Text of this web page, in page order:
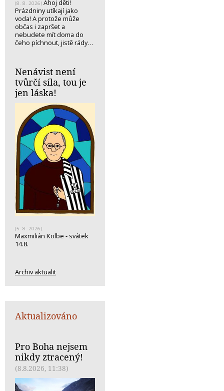
(8. 8. 2026) Ahoj děti!
Prázdniny utíkají jako
voda! A protože může
občas i zapršet a
nebudete mít doma do
čeho píchnout, jistě rády…
Nenávist není
tvůrčí síla, tou je
jen láska!
(5. 8. 2026)
Maxmilián Kolbe - svátek
14.8.
Archiv aktualit
Aktualizováno
Pro Boha nejsem
nikdy ztracený!
(8.8.2026, 11:38)